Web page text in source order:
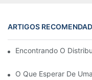
ARTIGOS
Encontrando O
O Que Esperar De